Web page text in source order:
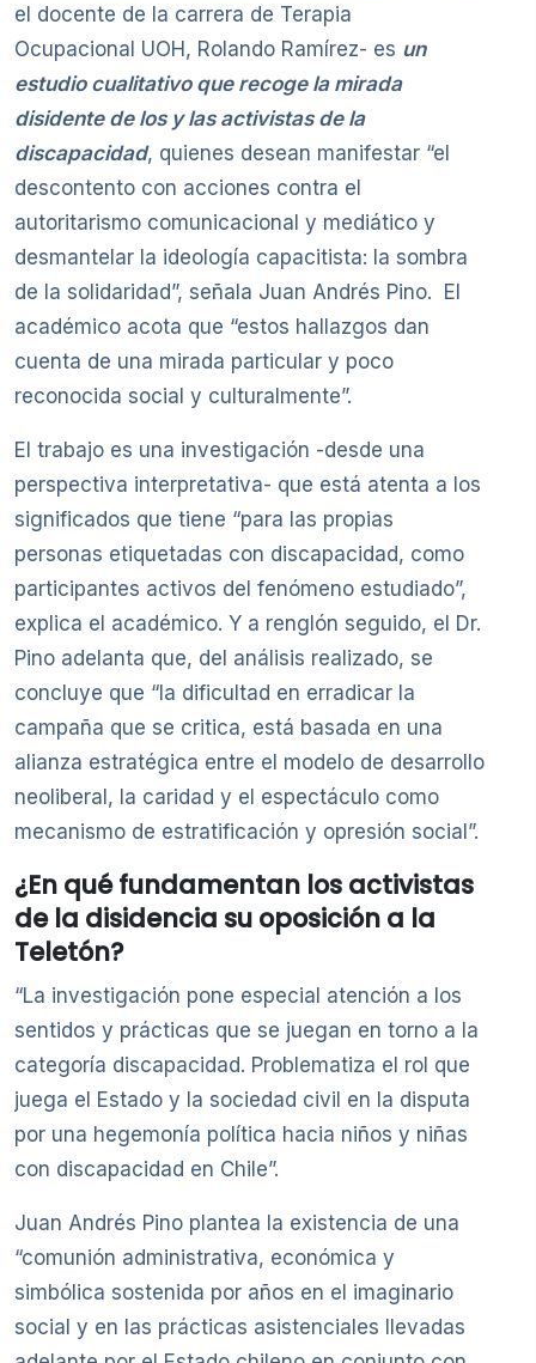
el docente de la carrera de Terapia
Ocupacional UOH, Rolando Ramírez- es un
estudio cualitativo que recoge la mirada
disidente de los y las activistas de la
discapacidad, quienes desean manifestar “el
descontento con acciones contra el
autoritarismo comunicacional y mediático y
desmantelar la ideología capacitista: la sombra
de la solidaridad”, señala Juan Andrés Pino. El
académico acota que “estos hallazgos dan
cuenta de una mirada particular y poco
reconocida social y culturalmente”.
El trabajo es una investigación -desde una
perspectiva interpretativa- que está atenta a los
significados que tiene “para las propias
personas etiquetadas con discapacidad, como
participantes activos del fenómeno estudiado”,
explica el académico. Y a renglón seguido, el Dr.
Pino adelanta que, del análisis realizado, se
concluye que “la dificultad en erradicar la
campaña que se critica, está basada en una
alianza estratégica entre el modelo de desarrollo
neoliberal, la caridad y el espectáculo como
mecanismo de estratificación y opresión social”.
¿En qué fundamentan los activistas
de la disidencia su oposición a la
Teletón?
“La investigación pone especial atención a los
sentidos y prácticas que se juegan en torno a la
categoría discapacidad. Problematiza el rol que
juega el Estado y la sociedad civil en la disputa
por una hegemonía política hacia niños y niñas
con discapacidad en Chile”.
Juan Andrés Pino plantea la existencia de una
“comunión administrativa, económica y
simbólica sostenida por años en el imaginario
social y en las prácticas asistenciales llevadas